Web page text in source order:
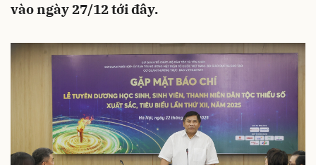
vào ngày 27/12 tới đây.